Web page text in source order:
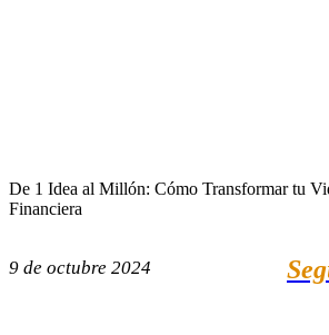
De 1 Idea al Millón: Cómo Transformar tu
Financiera
9 de octubre 2024